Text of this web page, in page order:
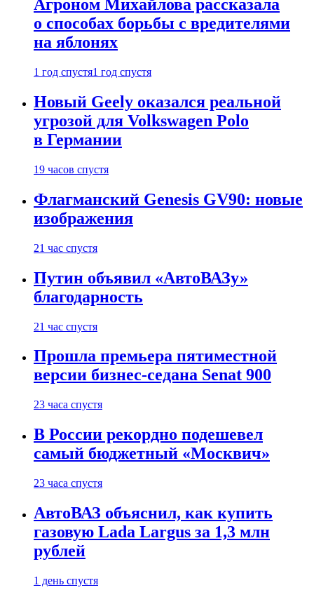
Агроном Михайлова рассказала
о способах борьбы с вредителями
на яблонях
1 год спустя1 год спустя
Новый Geely оказался реальной
угрозой для Volkswagen Polo
в Германии
19 часов спустя
Флагманский Genesis GV90: новые
изображения
21 час спустя
Путин объявил «АвтоВАЗу»
благодарность
21 час спустя
Прошла премьера пятиместной
версии бизнес-седана Senat 900
23 часа спустя
В России рекордно подешевел
самый бюджетный «Москвич»
23 часа спустя
АвтоВАЗ объяснил, как купить
газовую Lada Largus за 1,3 млн
рублей
1 день спустя